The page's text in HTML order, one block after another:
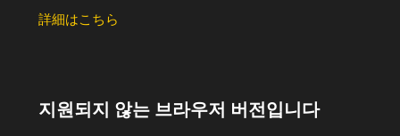
詳細はこちら
지원되지 않는 브라우저 버전입니다